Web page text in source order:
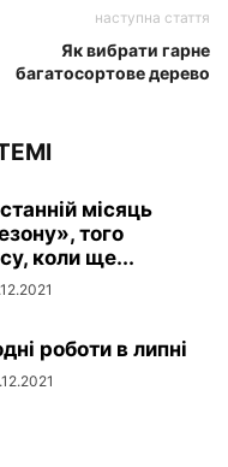
наступна стаття
Як вибрати гарне
багатосортове дерево
місяць
того
коли ще...
роботи в липні